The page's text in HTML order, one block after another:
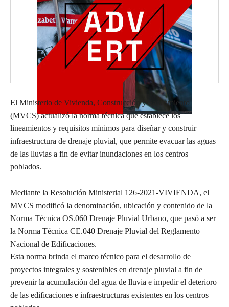
El Ministerio de Vivienda, Construcción y Saneamiento
(MVCS) actualizó la norma técnica que establece los
lineamientos y requisitos mínimos para diseñar y construir
infraestructura de drenaje pluvial, que permite evacuar las aguas
de las lluvias a fin de evitar inundaciones en los centros
poblados.
Mediante la Resolución Ministerial 126-2021-VIVIENDA, el
MVCS modificó la denominación, ubicación y contenido de la
Norma Técnica OS.060 Drenaje Pluvial Urbano, que pasó a ser
la Norma Técnica CE.040 Drenaje Pluvial del Reglamento
Nacional de Edificaciones.
Esta norma brinda el marco técnico para el desarrollo de
proyectos integrales y sostenibles en drenaje pluvial a fin de
prevenir la acumulación del agua de lluvia e impedir el deterioro
de las edificaciones e infraestructuras existentes en los centros